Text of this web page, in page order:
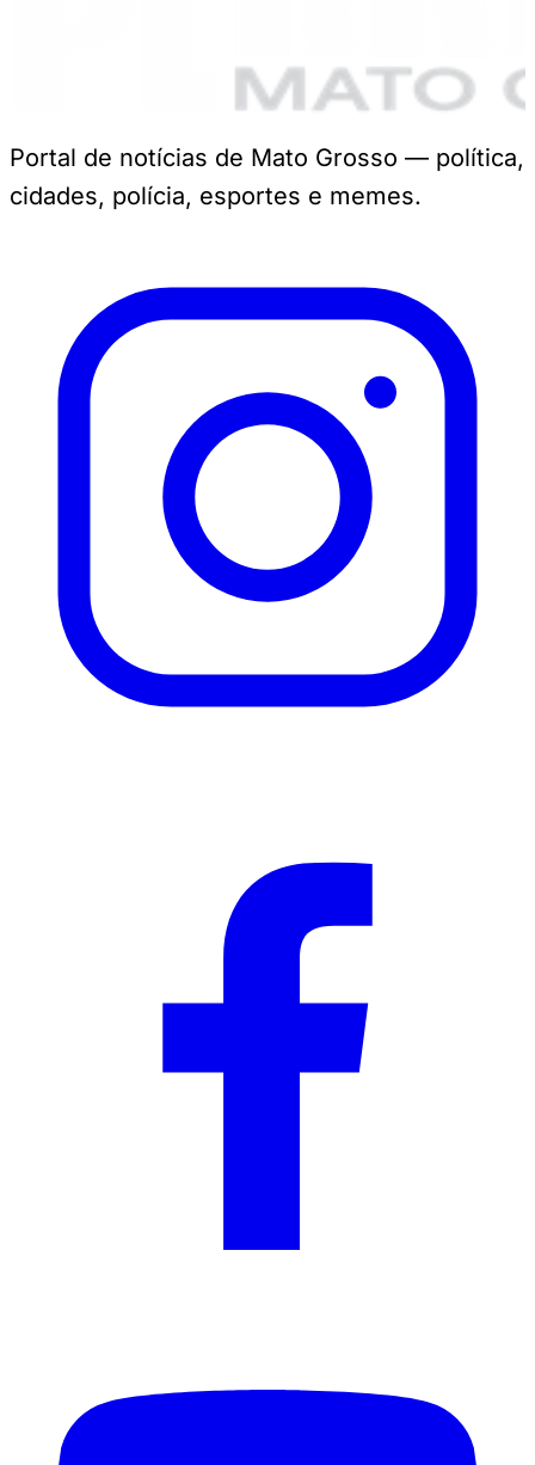
Portal de notícias de Mato Grosso — política,
cidades, polícia, esportes e memes.